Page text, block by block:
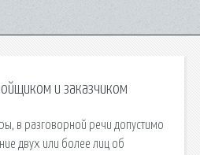
и заказчиком
в разговорной речи допустимо
двух или более лиц об